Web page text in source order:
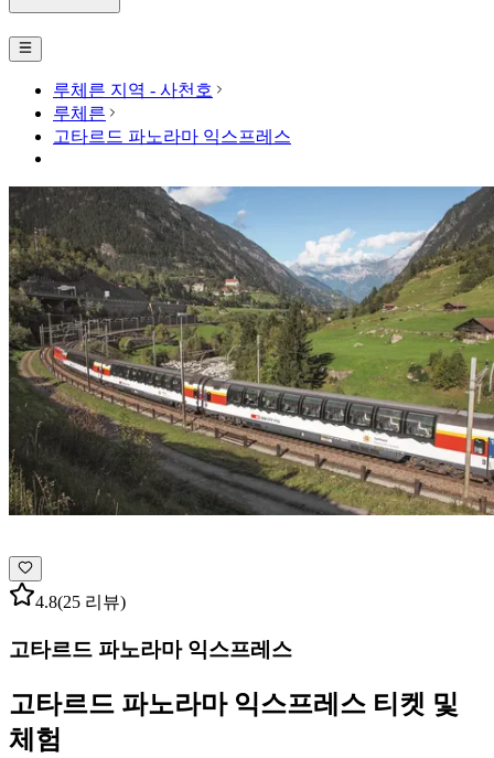
루체른 지역 - 사천호
루체른
고타르드 파노라마 익스프레스
4.8(25 리뷰)
고타르드 파노라마 익스프레스
고타르드 파노라마 익스프레스 티켓 및
체험